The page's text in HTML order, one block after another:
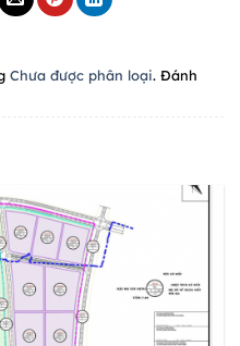
Chưa được phân loại. Đánh